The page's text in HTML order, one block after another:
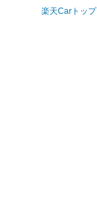
楽天Carトップ